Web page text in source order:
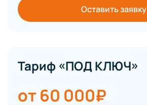
Оставить заявку
Тариф «ПОД КЛЮЧ»
от 60 000₽